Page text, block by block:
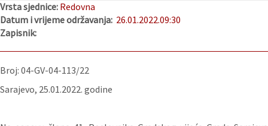
Vrsta sjednice: Redovna
Datum i vrijeme održavanja: 26.01.2022.09:30
Zapisnik:
Broj: 04-GV-04-113/22
Sarajevo, 25.01.2022. godine